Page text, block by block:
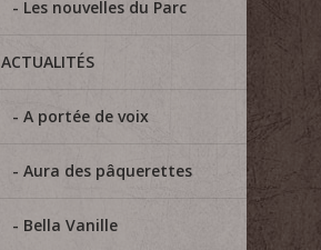
Les nouvelles du Parc
ACTUALITÉS
A portée de voix
Aura des pâquerettes
Bella Vanille